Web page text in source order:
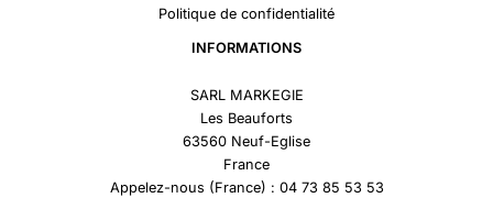
Politique de confidentialité
INFORMATIONS
SARL MARKEGIE
Les Beauforts
63560 Neuf-Eglise
France
Appelez-nous (France) : 04 73 85 53 53